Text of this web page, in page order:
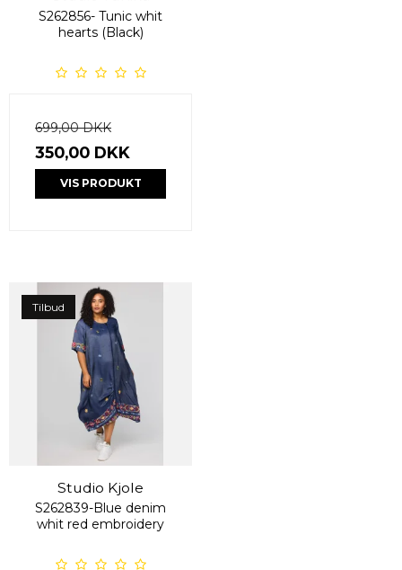
S262856- Tunic whit
hearts (Black)
699,00 DKK
350,00 DKK
VIS PRODUKT
Tilbud
Studio Kjole
S262839-Blue denim
whit red embroidery